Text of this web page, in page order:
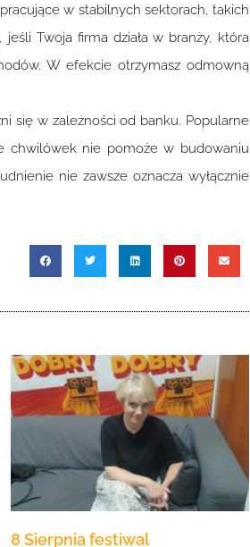
w stabilnych sektorach, takich
Twoja firma działa w branży, która
W efekcie otrzymasz odmowną
się w zależności od banku. Popularne
chwilówek nie pomoże w budowaniu
nie zawsze oznacza wyłącznie
8 Sierpnia festiwal